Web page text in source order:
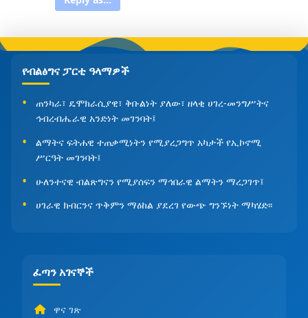
የብልፅግና ፓርቲ ዓላማዎች
ጠንካራ፣ ዴሞክራሲያዊ፣ ቅቡልነት ያለው፣ ዘላቂ ሀገረ-መንግሥትና
ኅብረብሔራዊ አንድነት መገንባት፤
ልማትና ፍትሐዊ ተጠቃሚነትን የሚያረጋግጥ አካታች የኢኮኖሚ
ሥርዓት መገንባት፤
ሁለንተናዊ ብልጽግናን የሚያሰፍን ማኅበራዊ ልማትን ማረጋገጥ፤
ሀገራዊ ክብርንና ጥቅምን ማዕከል ያደረገ የውጭ ግንኙነት ማካሄድ፡፡
ፈጣን አገናኞች
ዋና ገጽ